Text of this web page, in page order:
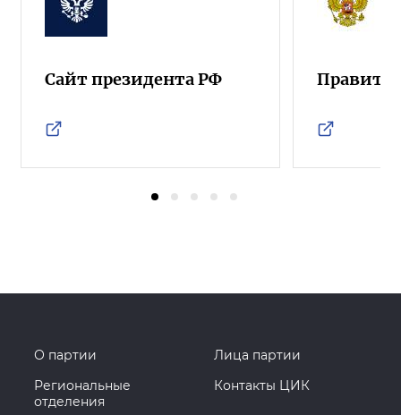
Сайт президента РФ
О партии
Лица партии
Региональные
отделения
Контакты ЦИК